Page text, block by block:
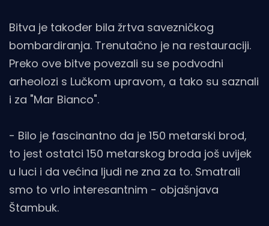
Bitva je također bila žrtva savezničkog
bombardiranja. Trenutačno je na restauraciji.
Preko ove bitve povezali su se podvodni
arheolozi s Lučkom upravom, a tako su saznali
i za "Mar Bianco".
- Bilo je fascinantno da je 150 metarski brod,
to jest ostatci 150 metarskog broda još uvijek
u luci i da većina ljudi ne zna za to. Smatrali
smo to vrlo interesantnim - objašnjava
Štambuk.